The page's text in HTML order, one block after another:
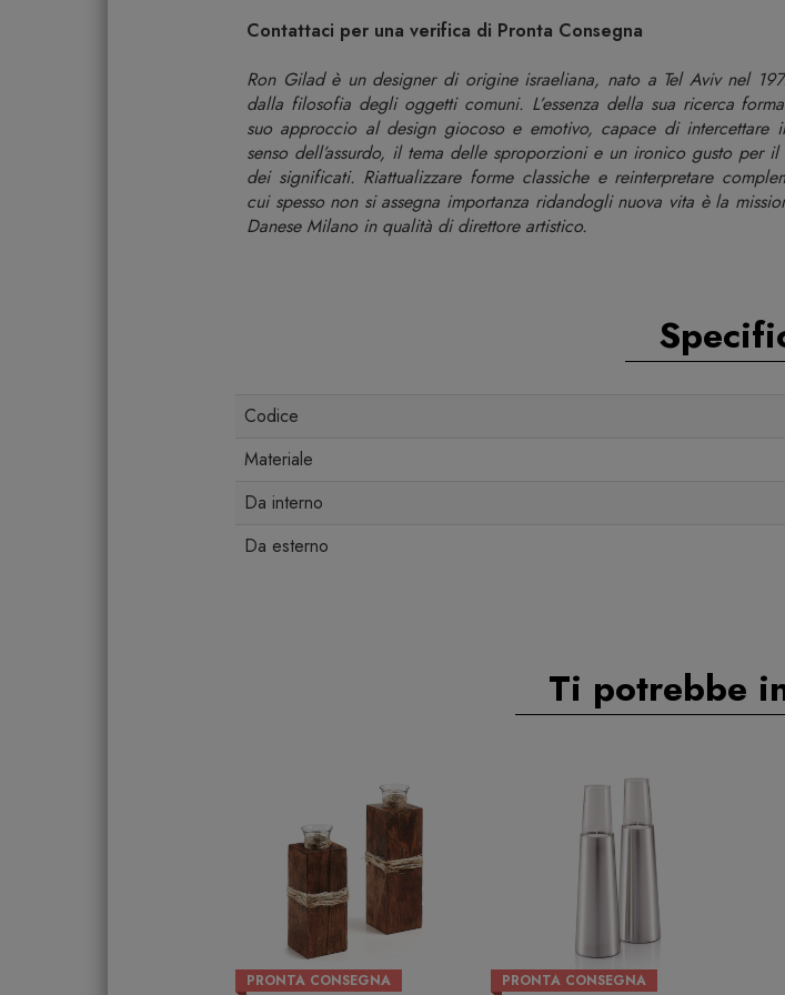
Contattaci per una verifica di Pronta Consegna
Ron Gilad è un designer di origine israeliana, nato a Tel Aviv nel
dalla filosofia degli oggetti comuni. L’essenza della sua ricerca
suo approccio al design giocoso e emotivo, capace di intercettare
senso dell’assurdo, il tema delle sproporzioni e un ironico gusto per
dei significati. Riattualizzare forme classiche e reinterpretare
cui spesso non si assegna importanza ridandogli nuova vita è la
Danese Milano in qualità di direttore artistico.
Codice
Materiale
Da interno
Da esterno
Ti potrebbe
PRONTA CONSEGNA PRONTA CONSEGNA